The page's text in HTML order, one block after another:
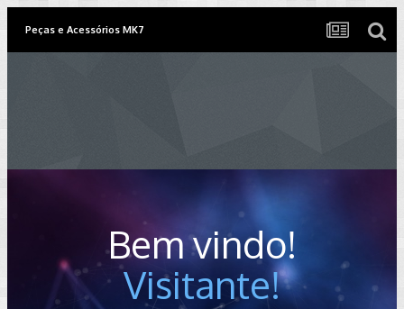
Peças e Acessórios MK7
Bem vindo!
Visitante!